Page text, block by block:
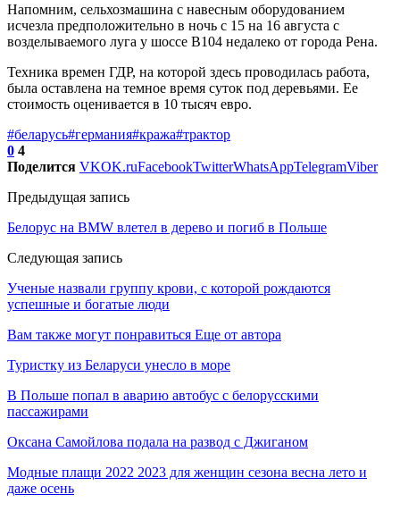
Напомним, сельхозмашина с навесным оборудованием
исчезла предположительно в ночь с 15 на 16 августа с
возделываемого луга у шоссе B104 недалеко от города Рена.
Техника времен ГДР, на которой здесь проводилась работа,
была оставлена на темное время суток под деревьями. Ее
стоимость оценивается в 10 тысяч евро.
#беларусь#германия#кража#трактор
0 4
Поделится VKOK.ruFacebookTwitterWhatsAppTelegramViber
Предыдущая запись
Белорус на BMW влетел в дерево и погиб в Польше
Следующая запись
Ученые назвали группу крови, с которой рождаются
успешные и богатые люди
Вам также могут понравиться Еще от автора
Туристку из Беларуси унесло в море
В Польше попал в аварию автобус с белорусскими
пассажирами
Оксана Самойлова подала на развод с Джиганом
Модные плащи 2022 2023 для женщин сезона весна лето и
даже осень